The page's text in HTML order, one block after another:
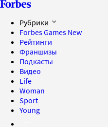
Рубрики
Forbes Games New
Рейтинги
Франшизы
Подкасты
Видео
Life
Woman
Sport
Young